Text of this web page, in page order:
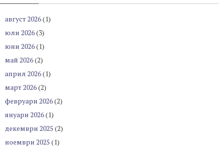
август 2026(1)
юли 2026(3)
юни 2026(1)
май 2026(2)
април 2026(1)
март 2026(2)
февруари 2026(2)
януари 2026(1)
декември 2025 (2)
ноември 2025 (1)